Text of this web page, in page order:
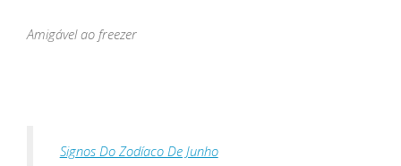
Amigável ao freezer
Signos Do Zodíaco De Junho